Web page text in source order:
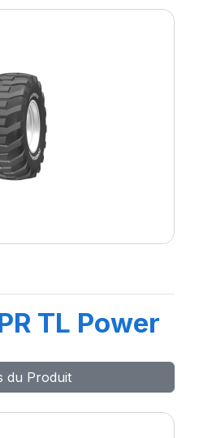
TL Power
du Produit